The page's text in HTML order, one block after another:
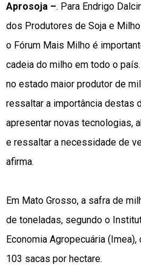
Aprosoja –. Para Endrigo
dos Produtores de Soja e
o Fórum Mais Milho é
cadeia do milho em todo o
no estado maior produtor de
ressaltar a importância destas
apresentar novas tecnologias,
e ressaltar a necessidade de
afirma.
Em Mato Grosso, a safra de
de toneladas, segundo o
Economia Agropecuária
103 sacas por hectare.